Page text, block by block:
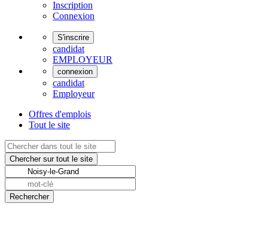
Inscription
Connexion
S'inscrire
candidat
EMPLOYEUR
connexion
candidat
Employeur
Offres d'emplois
Tout le site